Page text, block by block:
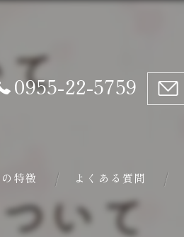
0955-22-5759
特徴
トーントリートメント
よくある質問